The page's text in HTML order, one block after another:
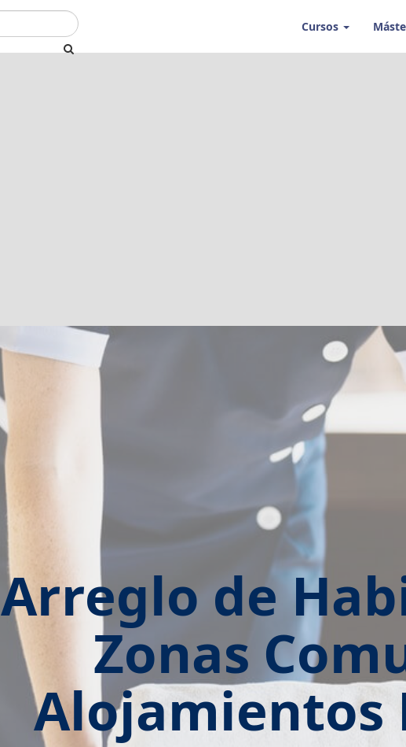
Cursos
Cursos de Hotelería y Turismo
Arreglo de
Zonas
Alojamientos